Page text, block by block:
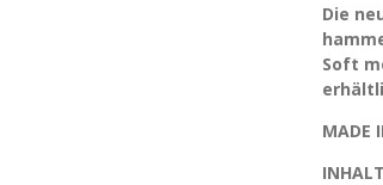
Die
Soft
MADE